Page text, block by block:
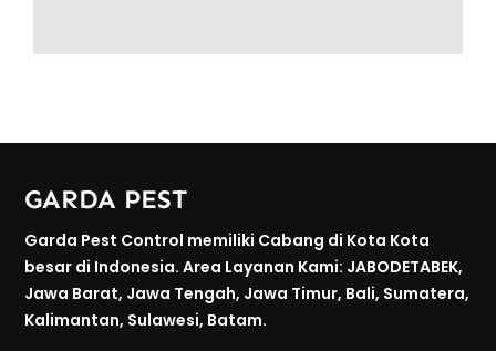
GARDA PEST
Garda Pest Control memiliki Cabang di Kota Kota
besar di Indonesia. Area Layanan Kami: JABODETABEK,
Jawa Barat, Jawa Tengah, Jawa Timur, Bali, Sumatera,
Kalimantan, Sulawesi, Batam.